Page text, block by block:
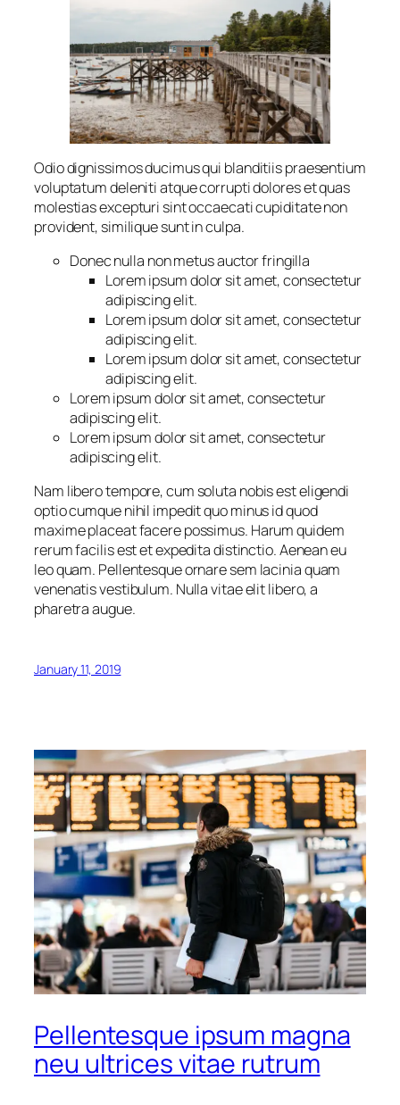
Odio dignissimos ducimus qui blanditiis praesentium
voluptatum deleniti atque corrupti dolores et quas
molestias excepturi sint occaecati cupiditate non
provident, similique sunt in culpa.
Donec nulla non metus auctor fringilla
Lorem ipsum dolor sit amet, consectetur
adipiscing elit.
Lorem ipsum dolor sit amet, consectetur
adipiscing elit.
Lorem ipsum dolor sit amet, consectetur
adipiscing elit.
Lorem ipsum dolor sit amet, consectetur
adipiscing elit.
Lorem ipsum dolor sit amet, consectetur
adipiscing elit.
Nam libero tempore, cum soluta nobis est eligendi
optio cumque nihil impedit quo minus id quod
maxime placeat facere possimus. Harum quidem
rerum facilis est et expedita distinctio. Aenean eu
leo quam. Pellentesque ornare sem lacinia quam
venenatis vestibulum. Nulla vitae elit libero, a
pharetra augue.
January 11, 2019
Pellentesque ipsum magna
neu ultrices vitae rutrum